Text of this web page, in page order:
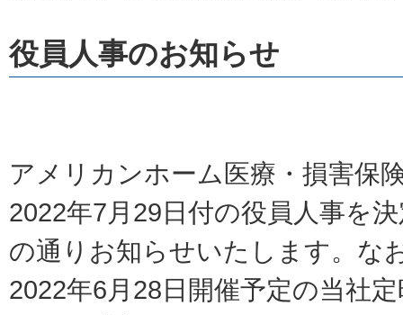
役員人事のお知らせ
アメリカンホーム医療・損害保
2022年7月29日付の役員人事を
の通りお知らせいたします。な
2022年6月28日開催予定の当社